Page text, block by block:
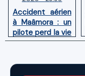
Accident aérien
à Maâmora : un
pilote perd la vie
en combat
incendie